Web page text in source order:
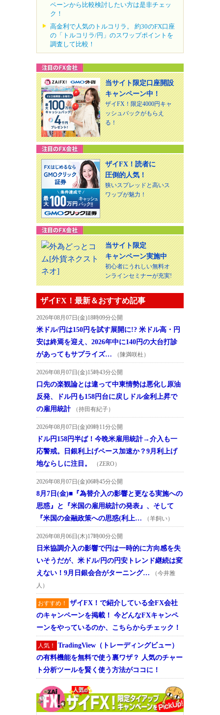
ペーンから比較検討したい方は是非チェッ
ク！
高金利で人気のトルコリラ。 約30のFX口座
の「トルコリラ/円」のスワップポイントを
調査して比較！
当サイト限定口座開設
キャンペーン中！
ザイFX！限定4000円キャ
ッシュバックがもらえ
る！
ザイFX！読者に
圧倒的人気！
狭いスプレッドと高いス
ワップが魅力！
当サイト限定
キャンペーン実施中
初心者にうれしい無料オ
ンラインセミナーが充実!
ザイFX！最新＆おすすめ記事
2026年08月07日(金)18時09分公開
米ドル/円は150円を試す展開に!? 米ドル高・円
安は終焉を迎え、2026年中に140円の大台打診
があってもサプライズ…
（陳満咲杜）
2026年08月07日(金)15時43分公開
口先の楽観論とは違って中東情勢は悪化し原油
反発、ドル円も158円台に戻しドル金利上昇で
の雇用統計
（持田有紀子）
2026年08月07日(金)09時11分公開
ドル円158円半ば！今晩米雇用統計→介入も一
応警戒。日銀利上げペース加速か？9月利上げ
地ならしに注目。
（ZERO）
2026年08月07日(金)06時45分公開
8月7日(金)■『為替介入の影響と更なる実施への
思惑』と『米国の雇用統計の発表』、そして
『米国の金融政策への思惑(利上…
（羊飼い）
2026年08月06日(木)17時00分公開
日米協調介入の影響で円は一時的に方向感を失
いそうだが、米ドル/円の円安トレンド継続は変
えない！9月日銀会合がターニング…
（今井雅
人）
おすすめ！
ザイFX！で紹介している全FX会社
のキャンペーンを掲載！ 今どんなFXキャンペ
ーンをやっているのか、こちらからチェック！
人気！
TradingView（トレーディングビュー）
の有料機能を無料で使う裏ワザ？ 人気のチャー
ト分析ツールを賢く使う方法がココに！